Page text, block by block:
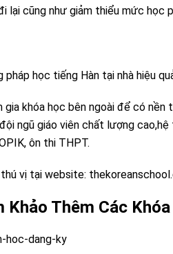
lại cũng như giảm thiểu mức học
pháp học tiếng Hàn tại nhà hiệu
gia khóa học bên ngoài để có
ngũ giáo viên chất lượng
ôn thi THPT.
vị tại website:
Khảo Thêm Các
hoc-dang-ky